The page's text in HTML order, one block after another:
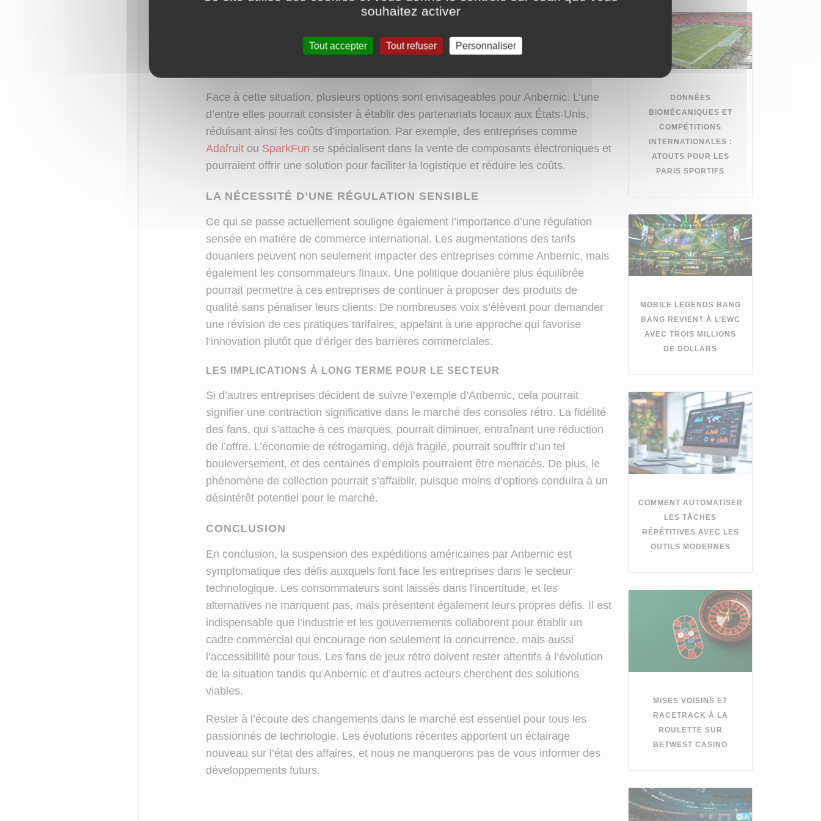
qui sont à la recherche d’une expérience de jeu rétro pourraient envisager ces
Face à cette situation, plusieurs options sont envisageables pour Anbernic. L’une
d’entre elles pourrait consister à établir des partenariats locaux aux États-Unis,
réduisant ainsi les coûts d’importation. Par exemple, des entreprises comme
Adafruitou SparkFun se spécialisent dans la vente de composants électroniques et
pourraient offrir une solution pour faciliter la logistique et réduire les coûts.
LA NÉCESSITÉ D’UNE RÉGULATION SENSIBLE
Ce qui se passe actuellement souligne également l’importance d’une régulation
sensée en matière de commerce international. Les augmentations des tarifs
douaniers peuvent non seulement impacter des entreprises comme Anbernic, mais
également les consommateurs finaux. Une politique douanière plus équilibrée
pourrait permettre à ces entreprises de continuer à proposer des produits de
qualité sans pénaliser leurs clients. De nombreuses voix s’élèvent pour demander
une révision de ces pratiques tarifaires, appelant à une approche qui favorise
l’innovation plutôt que d’ériger des barrières commerciales.
LES IMPLICATIONS À LONG TERME POUR LE SECTEUR
Si d’autres entreprises décident de suivre l’exemple d’Anbernic, cela pourrait
signifier une contraction significative dans le marché des consoles rétro. La fidélité
des fans, qui s’attache à ces marques, pourrait diminuer, entraînant une réduction
de l’offre. L’économie de rétrogaming, déjà fragile, pourrait souffrir d’un tel
bouleversement, et des centaines d’emplois pourraient être menacés. De plus, le
phénomène de collection pourrait s’affaiblir, puisque moins d’options conduira à un
désintérêt potentiel pour le marché.
CONCLUSION
En conclusion, la suspension des expéditions américaines par Anbernic est
symptomatique des défis auxquels font face les entreprises dans le secteur
technologique. Les consommateurs sont laissés dans l’incertitude, et les
alternatives ne manquent pas, mais présentent également leurs propres défis. Il est
indispensable que l’industrie et les gouvernements collaborent pour établir un
cadre commercial qui encourage non seulement la concurrence, mais aussi
l’accessibilité pour tous. Les fans de jeux rétro doivent rester attentifs à l’évolution
de la situation tandis qu’Anbernic et d’autres acteurs cherchent des solutions
viables.
Rester à l’écoute des changements dans le marché est essentiel pour tous les
passionnés de technologie. Les évolutions récentes apportent un éclairage
nouveau sur l’état des affaires, et nous ne manquerons pas de vous informer des
développements futurs.
DONNÉES
BIOMÉCANIQUES ET
COMPÉTITIONS
INTERNATIONALES :
ATOUTS POUR LES
PARIS SPORTIFS
MOBILE LEGENDS BANG
BANG REVIENT À L’EWC
AVEC TROIS MILLIONS
DE DOLLARS
COMMENT AUTOMATISER
LES TÂCHES
RÉPÉTITIVES AVEC LES
OUTILS MODERNES
MISES VOISINS ET
RACETRACK À LA
ROULETTE SUR
BETWEST CASINO
souhaitez activer
Tout accepter Tout refuser Personnaliser